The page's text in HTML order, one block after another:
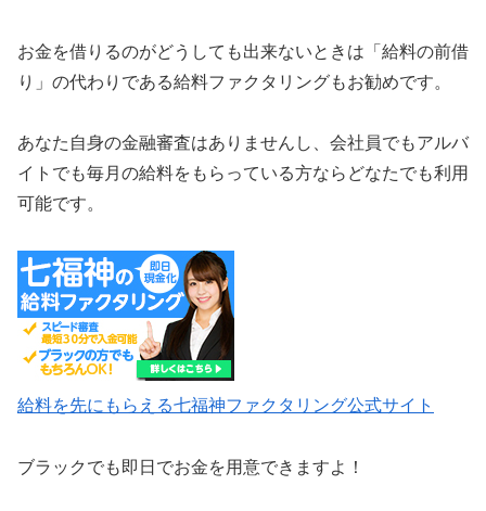
お金を借りるのがどうしても出来ないときは「給料の前借
り」の代わりである給料ファクタリングもお勧めです。
あなた自身の金融審査はありませんし、会社員でもアルバ
イトでも毎月の給料をもらっている方ならどなたでも利用
可能です。
給料を先にもらえる七福神ファクタリング公式サイト
ブラックでも即日でお金を用意できますよ！